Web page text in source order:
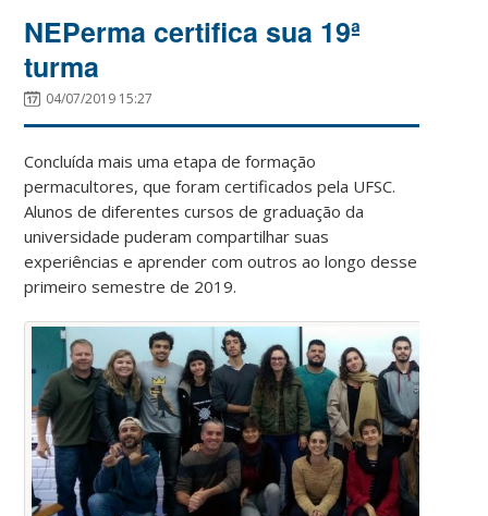
NEPerma certifica sua 19ª
turma
04/07/2019 15:27
Concluída mais uma etapa de formação
permacultores, que foram certificados pela UFSC.
Alunos de diferentes cursos de graduação da
universidade puderam compartilhar suas
experiências e aprender com outros ao longo desse
primeiro semestre de 2019.